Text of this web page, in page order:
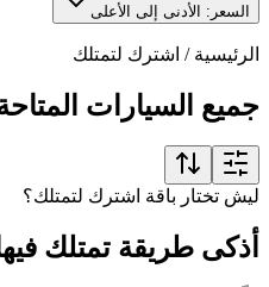
السعر: الأدنى إلى الأعلى
الرئيسية / اشترك لتمتلك
جميع السيارات
ليش تختار باقة اشترك لتمتلك؟
أذكى طريقة تمتلك